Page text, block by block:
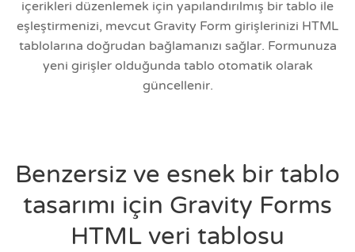
içerikleri düzenlemek için yapılandırılmış bir tablo ile
eşleştirmenizi, mevcut Gravity Form girişlerinizi HTML
tablolarına doğrudan bağlamanızı sağlar. Formunuza
yeni girişler olduğunda tablo otomatik olarak
güncellenir.
Benzersiz ve esnek bir tablo
tasarımı için Gravity Forms
HTML veri tablosu